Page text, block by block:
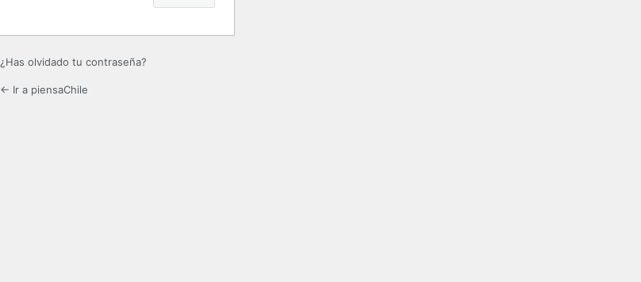
¿Has olvidado tu contraseña?
← Ir a piensaChile